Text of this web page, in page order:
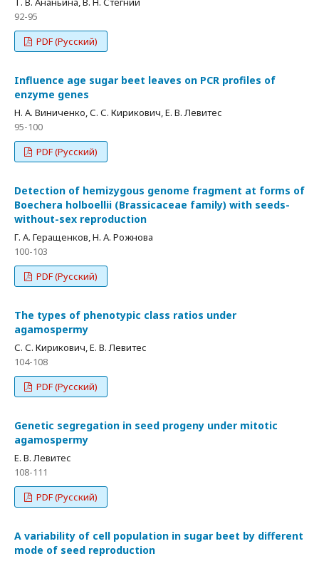
92-95
PDF (Русский)
Influence age sugar beet leaves on PCR profiles of
enzyme genes
Н. А. Виниченко, С. С. Кирикович, Е. В. Левитес
95-100
PDF (Русский)
Detection of hemizygous genome fragment at forms of
Boechera holboellii (Brassicaceae family) with seeds-
without-sex reproduction
Г. А. Геращенков, Н. А. Рожнова
100-103
PDF (Русский)
The types of phenotypic class ratios under
agamospermy
С. С. Кирикович, Е. В. Левитес
104-108
PDF (Русский)
Genetic segregation in seed progeny under mitotic
agamospermy
Е. В. Левитес
108-111
PDF (Русский)
A variability of cell population in sugar beet by different
mode of seed reproduction